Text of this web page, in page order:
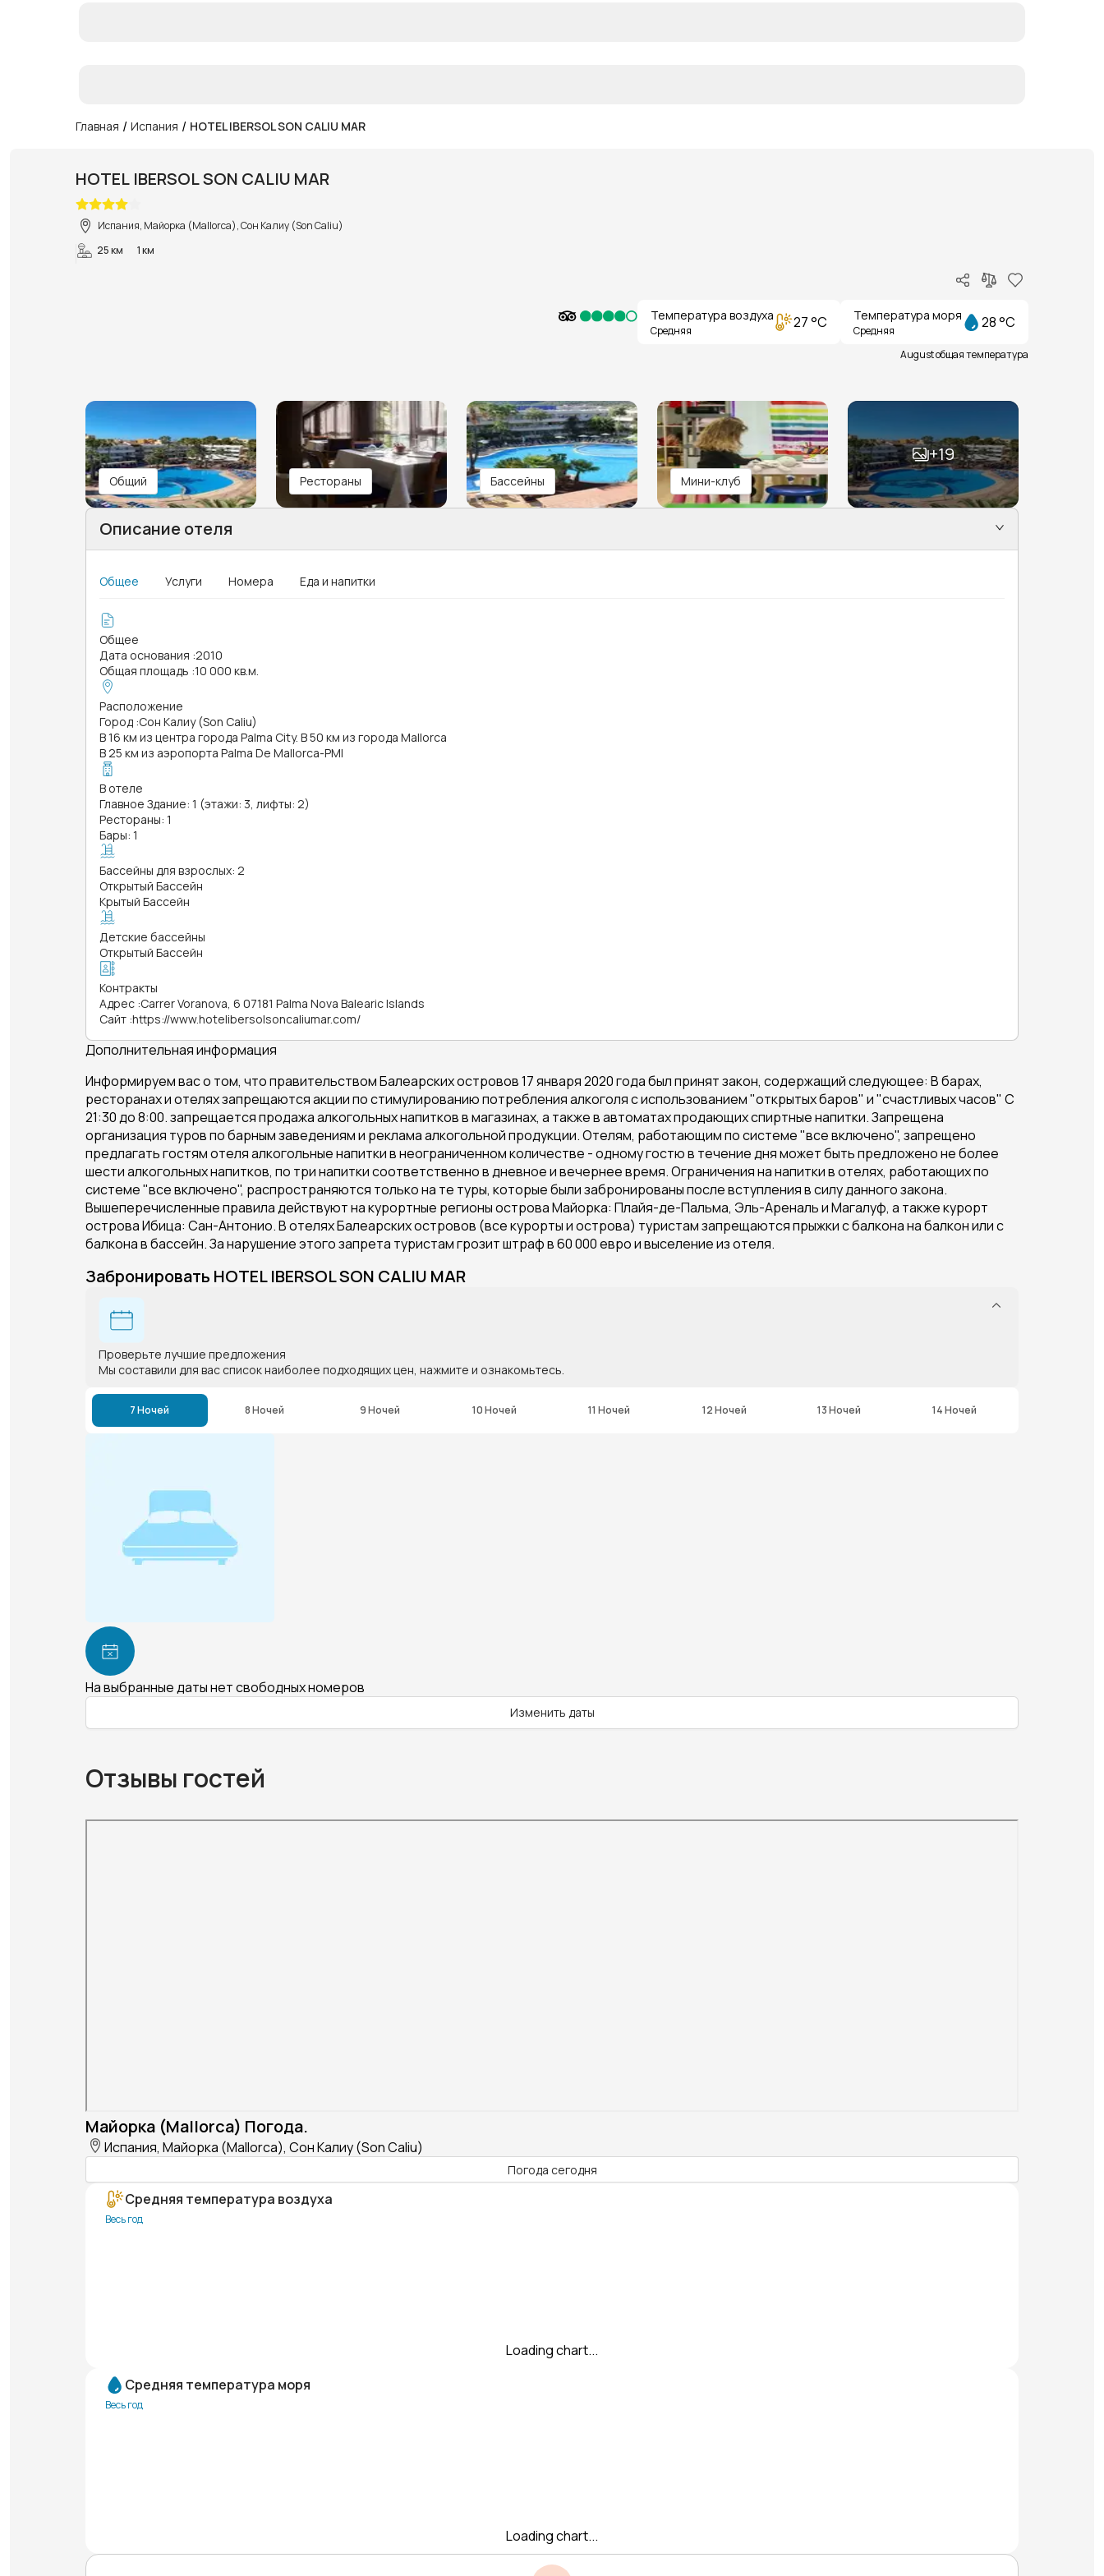
Главная / Испания / HOTEL IBERSOL SON CALIU MAR
HOTEL IBERSOL SON CALIU MAR
Испания, Майорка (Mallorca), Сон Калиу (Son Caliu)
25 км
1 км
Температура воздуха
Средняя 27 °C Температура моря
Средняя 28 °C
August общая температура
Общий Рестораны Бассейны Мини-клуб
+19
Описание отеля
Общее Услуги Номера Еда и напитки
Общее
Дата основания :2010
Общая площадь :10 000 кв.м.
Расположение
Город :Сон Калиу (Son Caliu)
В 16 км из центра города Palma City. В 50 км из города Mallorca
В 25 км из аэропорта Palma De Mallorca-PMI
В отеле
Главное Здание: 1 (этажи: 3, лифты: 2)
Рестораны: 1
Бары: 1
Бассейны для взрослых: 2
Открытый Бассейн
Крытый Бассейн
Детские бассейны
Открытый Бассейн
Контракты
Адрес :Carrer Voranova, 6 07181 Palma Nova Balearic Islands
Сайт :https://www.hotelibersolsoncaliumar.com/
Дополнительная информация
Информируем вас о том, что правительством Балеарских островов 17 января 2020 года был принят закон, содержащий следующее: В барах,
ресторанах и отелях запрещаются акции по стимулированию потребления алкоголя с использованием "открытых баров" и "счастливых часов" С
21:30 до 8:00. запрещается продажа алкогольных напитков в магазинах, а также в автоматах продающих спиртные напитки. Запрещена
организация туров по барным заведениям и реклама алкогольной продукции. Отелям, работающим по системе "все включено", запрещено
предлагать гостям отеля алкогольные напитки в неограниченном количестве - одному гостю в течение дня может быть предложено не более
шести алкогольных напитков, по три напитки соответственно в дневное и вечернее время. Ограничения на напитки в отелях, работающих по
системе "все включено", распространяются только на те туры, которые были забронированы после вступления в силу данного закона.
Вышеперечисленные правила действуют на курортные регионы острова Майорка: Плайя-де-Пальма, Эль-Ареналь и Магалуф, а также курорт
острова Ибица: Сан-Антонио. В отелях Балеарских островов (все курорты и острова) туристам запрещаются прыжки с балкона на балкон или с
балкона в бассейн. За нарушение этого запрета туристам грозит штраф в 60 000 евро и выселение из отеля.
Забронировать HOTEL IBERSOL SON CALIU MAR
Проверьте лучшие предложения
Мы составили для вас список наиболее подходящих цен, нажмите и ознакомьтесь.
7 Ночей 8 Ночей 9 Ночей 10 Ночей 11 Ночей 12 Ночей 13 Ночей 14 Ночей
На выбранные даты нет свободных номеров
Изменить даты
Отзывы гостей
Майорка (Mallorca) Погода.
Испания, Майорка (Mallorca), Сон Калиу (Son Caliu)
Погода сегодня
Средняя температура воздуха
Весь год
Loading chart...
Средняя температура моря
Весь год
Loading chart...